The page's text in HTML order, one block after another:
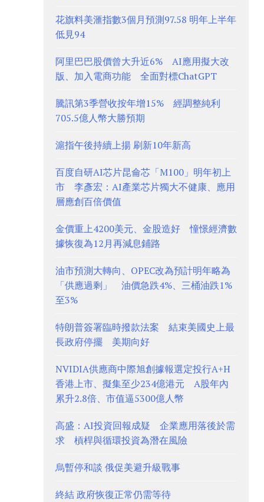
花旗料美滙指數3個月預測97.58 明年上半年
低見94
阿里巴巴股價曾大升近6% AI應用擬大改
版、加入電商功能 全面對標ChatGPT
騰訊第3季營收按年增15% 經調整純利
705.5億人幣大勝預期
滬指午後持續上揚 刷新10年新高
百度自研AI芯片昆侖芯「M100」明年初上
市 李彥宏：AI產業芯片獨大不健康、應用
層應創百倍價值
金價重上4200美元、金股造好 憧憬經濟數
據恢復為12月再減息鋪路
油市預測大轉向、OPEC改為預計明年略為
「供應過剩」 油價急跌4%、三桶油跌1%
至3%
特朗普簽署臨時撥款法案 結束美國史上最
長政府停擺 美期向好
NVIDIA供應商中際旭創據報選定投行A+H
香港上市、擬集至少234億港元 A股年內
累升2.8倍、市值逼5300億人幣
高盛：AI投資回報成疑 企業應用落後於需
求 槓桿與循環投資為潛在風險
烏暫停和談 俄促美避升級戰事
終結 政府恢復正常仍需等待